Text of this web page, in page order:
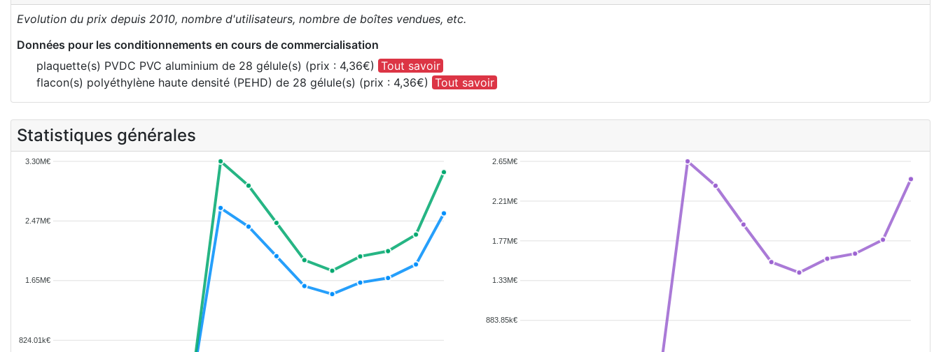
Evolution du prix depuis 2010, nombre d'utilisateurs, nombre de boîtes vendues, etc.
Données pour les conditionnements en cours de commercialisation
plaquette(s) PVDC PVC aluminium de 28 gélule(s) (prix : 4,36€) Tout savoir
flacon(s) polyéthylène haute densité (PEHD) de 28 gélule(s) (prix : 4,36€) Tout savoir
Statistiques générales
3.30M€
2.47M€
1.65M€
824.01k€
2.65M€
2.21M€
1.77M€
1.33M€
883.85k€